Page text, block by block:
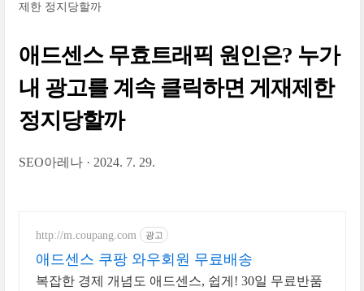
제한 정지당할까
애드센스 무효트래픽 원인은? 누가
내 광고를 계속 클릭하면 게재제한
정지당할까
SEO아레나 2024. 7. 29.
http://m.coupang.com 광고
애드센스 쿠팡 와우회원 무료배송
복잡한 경제 개념도 애드센스, 쉽게! 30일 무료반품